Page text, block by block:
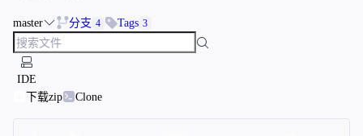
master 分支 4 Tags 3
IDE
下载zip
Clone